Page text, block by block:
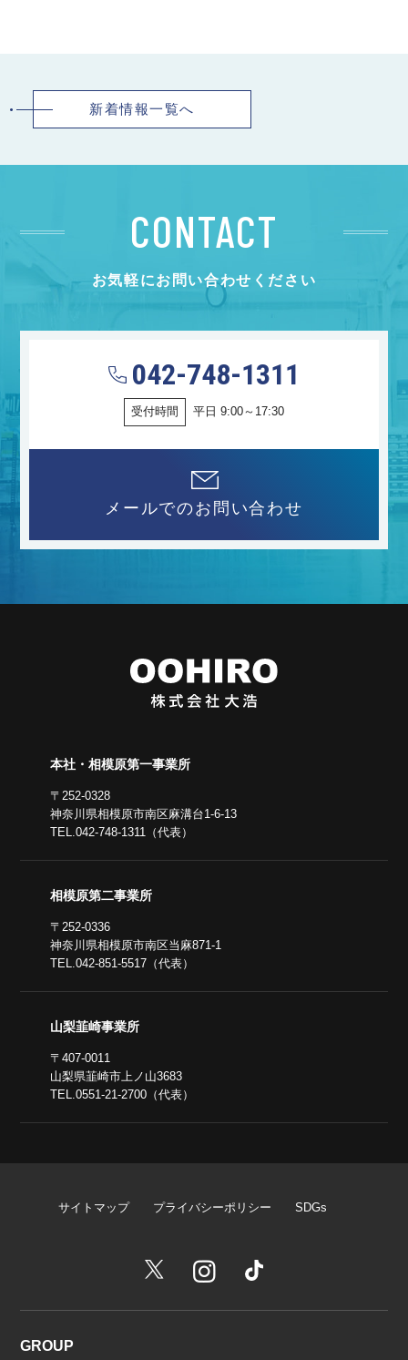
新着情報一覧へ
CONTACT
お気軽にお問い合わせください
042-748-1311
受付時間 平日 9:00～17:30
メールでのお問い合わせ
本社・相模原第一事業所
〒252-0328
神奈川県相模原市南区麻溝台1-6-13
TEL.042-748-1311（代表）
相模原第二事業所
〒252-0336
神奈川県相模原市南区当麻871-1
TEL.042-851-5517（代表）
山梨韮崎事業所
〒407-0011
山梨県韮崎市上ノ山3683
TEL.0551-21-2700（代表）
サイトマップ プライバシーポリシー SDGs
GROUP